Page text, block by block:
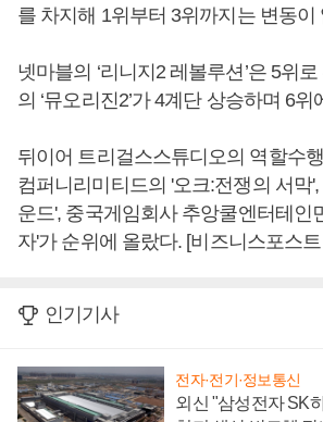
를 차지해 1위부터 3위까지는 변동이
넷마블의 ‘리니지2 레볼루션’은 5위
의 ‘뮤오리진2’가 4계단 상승하며 6위
뒤이어 트리걸스스튜디오의 역할수
컴퍼니리미티드의 '오크:전쟁의 서막
운드', 중국게임회사 추앙쿨엔터테인
자'가 순위에 올랐다. [비즈니스포스
인기기사
전자·전기·정보통신
외신 "삼성전자 SK